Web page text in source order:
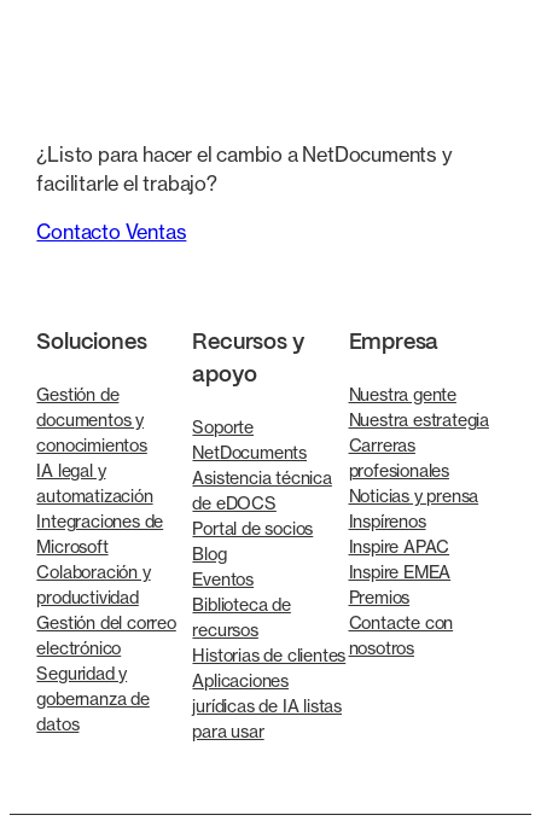
¿Listo para hacer el cambio a NetDocuments y
facilitarle el trabajo?
Contacto Ventas
Soluciones
Gestión de
documentos y
conocimientos
IA legal y
automatización
Integraciones de
Microsoft
Colaboración y
productividad
Gestión del correo
electrónico
Seguridad y
gobernanza de
datos
Recursos y
apoyo
Soporte
NetDocuments
Asistencia técnica
de eDOCS
Portal de socios
Blog
Eventos
Biblioteca de
recursos
Historias de clientes
Aplicaciones
jurídicas de IA listas
para usar
Empresa
Nuestra gente
Nuestra estrategia
Carreras
profesionales
Noticias y prensa
Inspírenos
Inspire APAC
Inspire EMEA
Premios
Contacte con
nosotros